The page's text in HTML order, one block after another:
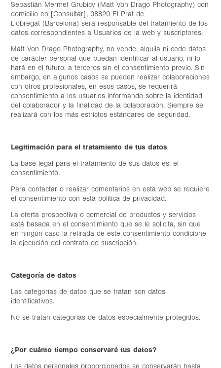
Sebastián Mermet Grubicy (Matt Von Drago Photography) con
domicilio en [Consultar], 08820 El Prat de
Llobregat (Barcelona) será responsable del tratamiento de los
datos correspondientes a Usuarios de la web y suscriptores.
Matt Von Drago Photography, no vende, alquila ni cede datos
de carácter personal que puedan identificar al usuario, ni lo
hará en el futuro, a terceros sin el consentimiento previo. Sin
embargo, en algunos casos se pueden realizar colaboraciones
con otros profesionales, en esos casos, se requerirá
consentimiento a los usuarios informando sobre la identidad
del colaborador y la finalidad de la colaboración. Siempre se
realizará con los más estrictos estándares de seguridad.
Legitimación para el tratamiento de tus datos
La base legal para el tratamiento de sus datos es: el
consentimiento.
Para contactar o realizar comentarios en esta web se requiere
el consentimiento con esta política de privacidad.
La oferta prospectiva o comercial de productos y servicios
está basada en el consentimiento que se le solicita, sin que
en ningún caso la retirada de este consentimiento condicione
la ejecución del contrato de suscripción.
Categoría de datos
Las categorías de datos que se tratan son datos
identificativos.
No se tratan categorías de datos especialmente protegidos.
¿Por cuánto tiempo conservaré tus datos?
Los datos personales proporcionados se conservarán hasta